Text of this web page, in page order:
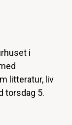
i
litteratur, liv
torsdag 5.